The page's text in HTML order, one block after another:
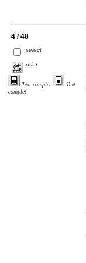
4 / 48
select
print
Text complet
Text
complet